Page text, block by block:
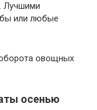
Лучшими
или любые
овощных
осенью